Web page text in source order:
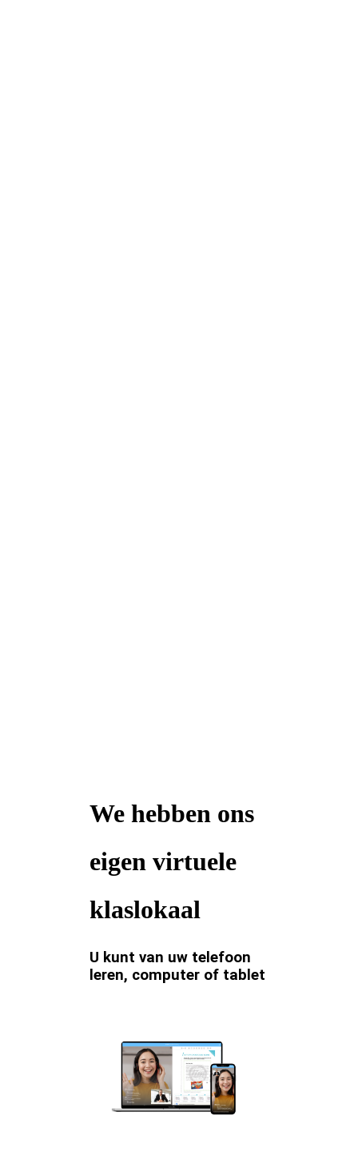
We hebben ons
eigen virtuele
klaslokaal
U kunt van uw telefoon
leren, computer of tablet